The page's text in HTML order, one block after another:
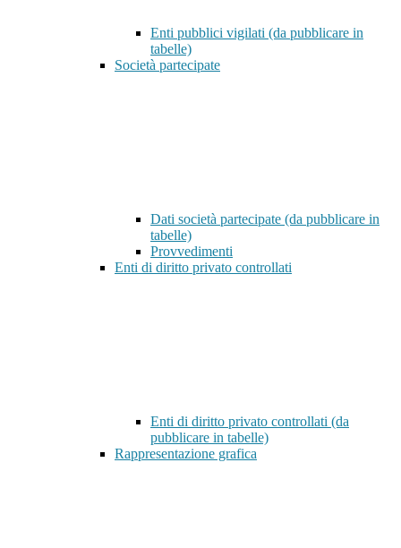
Enti pubblici vigilati (da pubblicare in
tabelle)
Società partecipate
Dati società partecipate (da pubblicare in
tabelle)
Provvedimenti
Enti di diritto privato controllati
Enti di diritto privato controllati (da
pubblicare in tabelle)
Rappresentazione grafica